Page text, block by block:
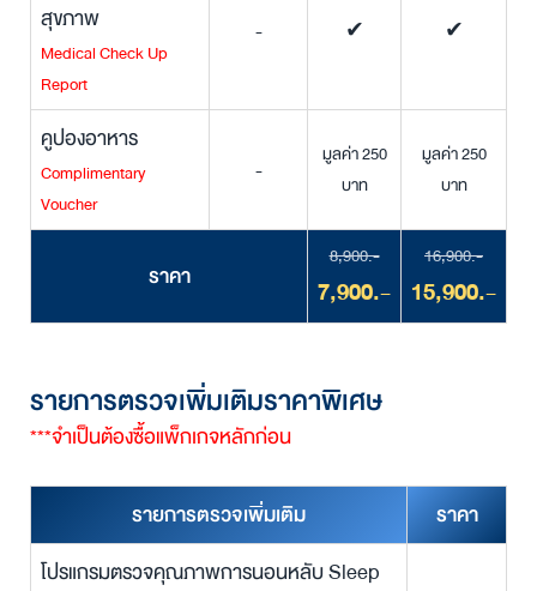
สุขภาพ
Medical Check Up
Report
- ✔ ✔
คูปองอาหาร
Complimentary
Voucher
-
มูลค่า 250
บาท
มูลค่า 250
บาท
ราคา
8,900.-
7,900.-
16,900.-
15,900.-
รายการตรวจเพิ่มเติมราคาพิเศษ
***จำเป็นต้องซื้อแพ็กเกจหลักก่อน
รายการตรวจเพิ่มเติม
ราคา
โปรแกรมตรวจคุณภาพการนอนหลับ Sleep